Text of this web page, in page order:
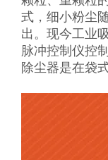
式，细小粉尘
出。现今工业
脉冲控制仪控
除尘器是在袋